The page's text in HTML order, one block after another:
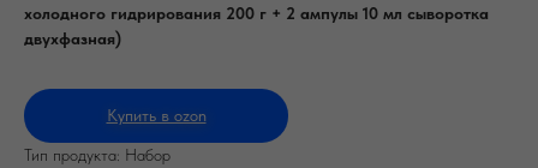
холодного гидрирования 200 г + 2 ампулы 10 мл сыворотка
двухфазная)
Купить в ozon
Тип продукта: Набор